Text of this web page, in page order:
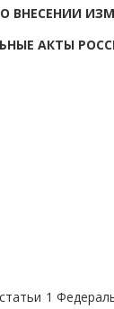
ВНЕСЕНИИ
АКТЫ
1